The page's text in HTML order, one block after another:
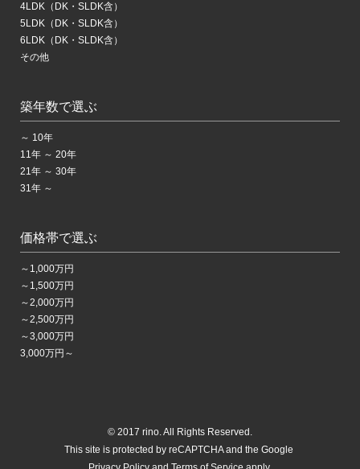
4LDK（DK・SLDK含）
5LDK（DK・SLDK含）
6LDK（DK・SLDK含）
その他
築年数で選ぶ
～ 10年
11年 ～ 20年
21年 ～ 30年
31年 ～
価格帯で選ぶ
～1,000万円
～1,500万円
～2,000万円
～2,500万円
～3,000万円
3,000万円～
© 2017 rino. All Rights Reserved.
This site is protected by reCAPTCHA and the Google